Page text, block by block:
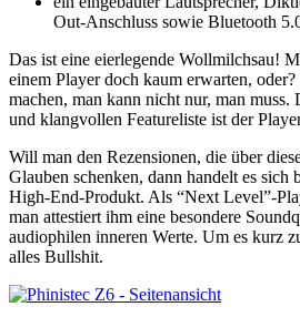
Out-Anschluss sowie Bluetooth
Das ist eine eierlegende Wollmilchsau!
einem Player doch kaum erwarten,
machen, man kann nicht nur, man muss.
und klangvollen Featureliste ist der
Will man den Rezensionen, die über
Glauben schenken, dann handelt es sich
High-End-Produkt. Als “Next Level”-
man attestiert ihm eine besondere
audiophilen inneren Werte. Um es kurz
alles Bullshit.